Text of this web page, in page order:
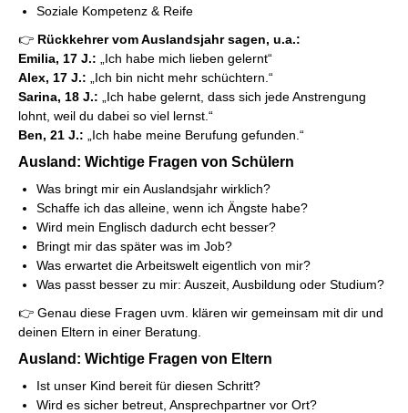
Soziale Kompetenz & Reife
👉 Rückkehrer vom Auslandsjahr sagen, u.a.:
Emilia, 17 J.: „Ich habe mich lieben gelernt“
Alex, 17 J.: „Ich bin nicht mehr schüchtern.“
Sarina, 18 J.: „Ich habe gelernt, dass sich jede Anstrengung
lohnt, weil du dabei so viel lernst.“
Ben, 21 J.: „Ich habe meine Berufung gefunden.“
Ausland: Wichtige Fragen von Schülern
Was bringt mir ein Auslandsjahr wirklich?
Schaffe ich das alleine, wenn ich Ängste habe?
Wird mein Englisch dadurch echt besser?
Bringt mir das später was im Job?
Was erwartet die Arbeitswelt eigentlich von mir?
Was passt besser zu mir: Auszeit, Ausbildung oder Studium?
👉 Genau diese Fragen uvm. klären wir gemeinsam mit dir und
deinen Eltern in einer Beratung.
Ausland: Wichtige Fragen von Eltern
Ist unser Kind bereit für diesen Schritt?
Wird es sicher betreut, Ansprechpartner vor Ort?